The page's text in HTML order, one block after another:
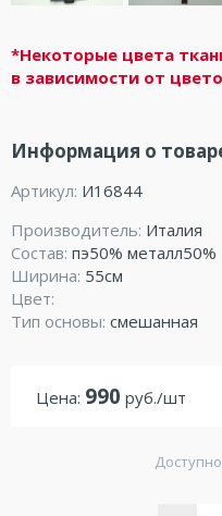
*Некоторые цвета
в зависимости от
Информация о
Артикул: И16844
Производитель: Италия
Состав: пэ50% металл50%
Ширина: 55см
Цвет:
Тип основы: смешанная
Цена: 990 руб./шт